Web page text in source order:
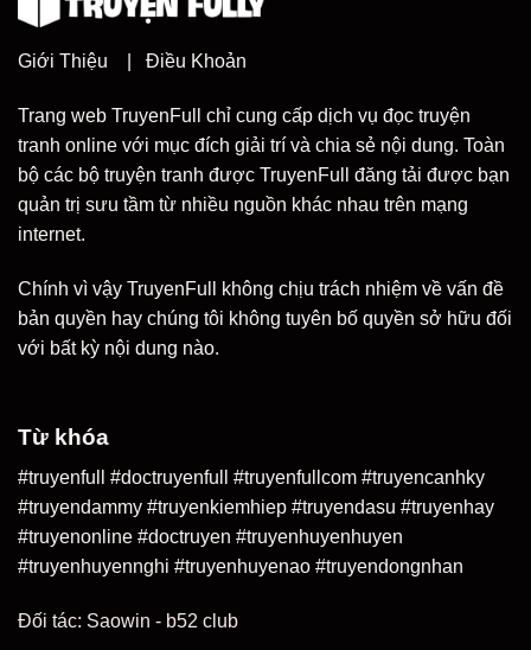
Giới Thiệu Điều Khoản
Trang web TruyenFull chỉ cung cấp dịch vụ đọc truyện
tranh online với mục đích giải trí và chia sẻ nội dung. Toàn
bộ các bộ truyện tranh được TruyenFull đăng tải được bạn
quản trị sưu tầm từ nhiều nguồn khác nhau trên mạng
internet.
Chính vì vậy TruyenFull không chịu trách nhiệm về vấn đề
bản quyền hay chúng tôi không tuyên bố quyền sở hữu đối
với bất kỳ nội dung nào.
Từ khóa
#truyenfull #doctruyenfull #truyenfullcom #truyencanhky
#truyendammy #truyenkiemhiep #truyendasu #truyenhay
#truyenonline #doctruyen #truyenhuyenhuyen
#truyenhuyennghi #truyenhuyenao #truyendongnhan
Đối tác: Saowin - b52 club